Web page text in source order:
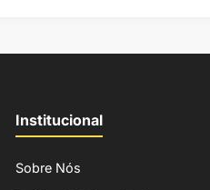
Institucional
Sobre Nós